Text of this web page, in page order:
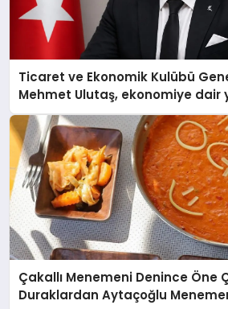
Ticaret ve Ekonomik Kulübü
Mehmet Ulutaş, ekonomiye dair
açıklamada şunları kaydetti:
Çakallı Menemeni Denince Öne
Duraklardan Aytaçoğlu